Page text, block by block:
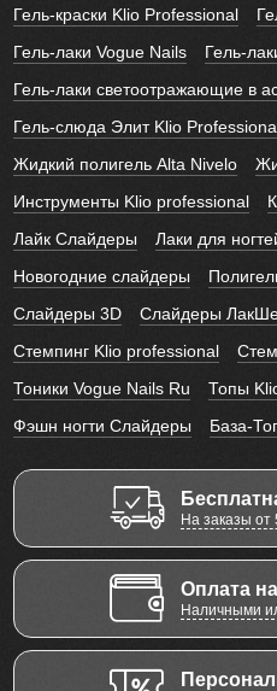
Гель-краски Klio Professional
Гель-лаки Vogue Nails
Гель-
Гель-лаки светоотражающие в
Гель-слюда Элит Klio
Жидкий полигель Alta Nivelo
Инструменты Klio professional
Лайк Слайдеры
Лаки для
Новогодние слайдеры
Слайдеры 3D
Слайдеры
Стемпинг Klio professional
Тоники Vogue Nails Ru
Топы
Фэшн ногти Слайдеры
База-
На заказы от
Оплата
Наличными